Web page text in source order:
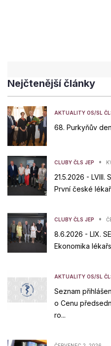
Nejčtenější články
AKTUALITY OS/SL
68. Purkyňův den
CLUBY ČLS JEP •
21.5.2026 - LVIII.
První české
CLUBY ČLS JEP •
8.6.2026 - LIX.
Ekonomika
AKTUALITY OS/SL
Seznam
o Cenu
ro...